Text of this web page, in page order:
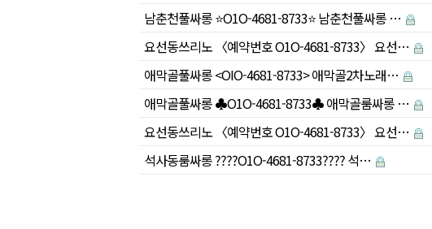
남춘천풀싸롱 ⭐O1O-4681-8733⭐ 남춘천풀싸롱 …
요선동쓰리노 〈예약번호 O1O-4681-8733〉 요선…
애막골풀싸롱 <OIO-4681-8733> 애막골2차노래…
애막골풀싸롱 ♣O1O-4681-8733♣ 애막골룸싸롱 …
요선동쓰리노 〈예약번호 O1O-4681-8733〉 요선…
석사동룸싸롱 ????O1O-4681-8733???? 석…